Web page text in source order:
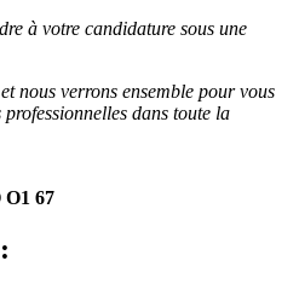
à votre candidature sous une
nous verrons ensemble pour vous
dans toute la
O1 67